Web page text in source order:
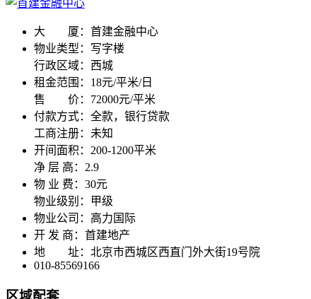
大 厦： 首建金融中心
物业类型： 写字楼
行政区域： 西城
租金范围： 18元/平米/日
售 价： 72000元/平米
付款方式： 全款，银行贷款
工商注册： 未知
开间面积： 200-1200平米
净 层 高： 2.9
物 业 费： 30元
物业级别：
甲级
物业公司： 高力国际
开 发 商： 首建地产
地 址： 北京市西城区西直门外大街19号院
010-85569166